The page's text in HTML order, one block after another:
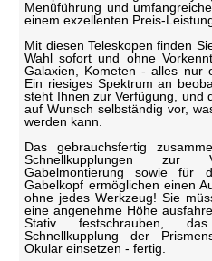
Menüführung und
einem exzellenten Preis-
Mit diesen Teleskopen finden
Wahl sofort und ohne
Galaxien, Kometen - alles nur
Ein riesiges Spektrum an
steht Ihnen zur Verfügung, und
auf Wunsch selbständig vor,
werden kann.
Das gebrauchsfertig
Schnellkupplungen
Gabelmontierung sowie für
Gabelkopf ermöglichen einen
ohne jedes Werkzeug! Sie
eine angenehme Höhe
Stativ festschrauben,
Schnellkupplung der
Okular einsetzen - fertig.